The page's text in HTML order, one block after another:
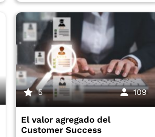
5 109
El valor agregado del
Customer Success